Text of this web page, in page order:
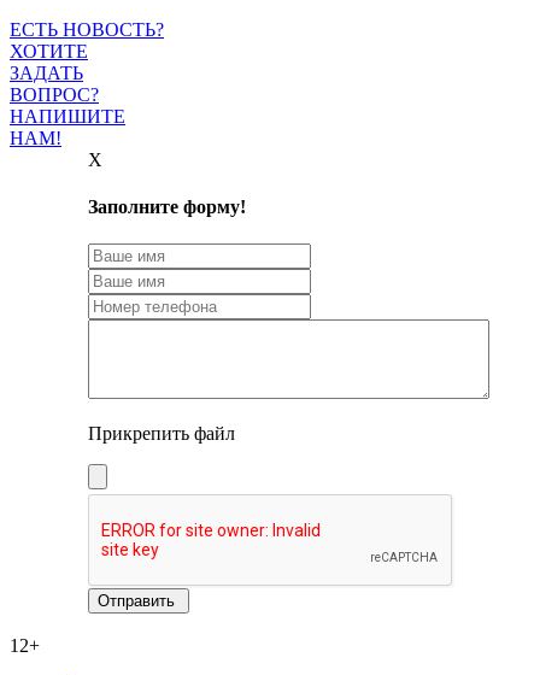
ЕСТЬ НОВОСТЬ?
ХОТИТЕ
ЗАДАТЬ
ВОПРОС?
НАПИШИТЕ
НАМ!
X
Заполните форму!
Прикрепить файл
12+